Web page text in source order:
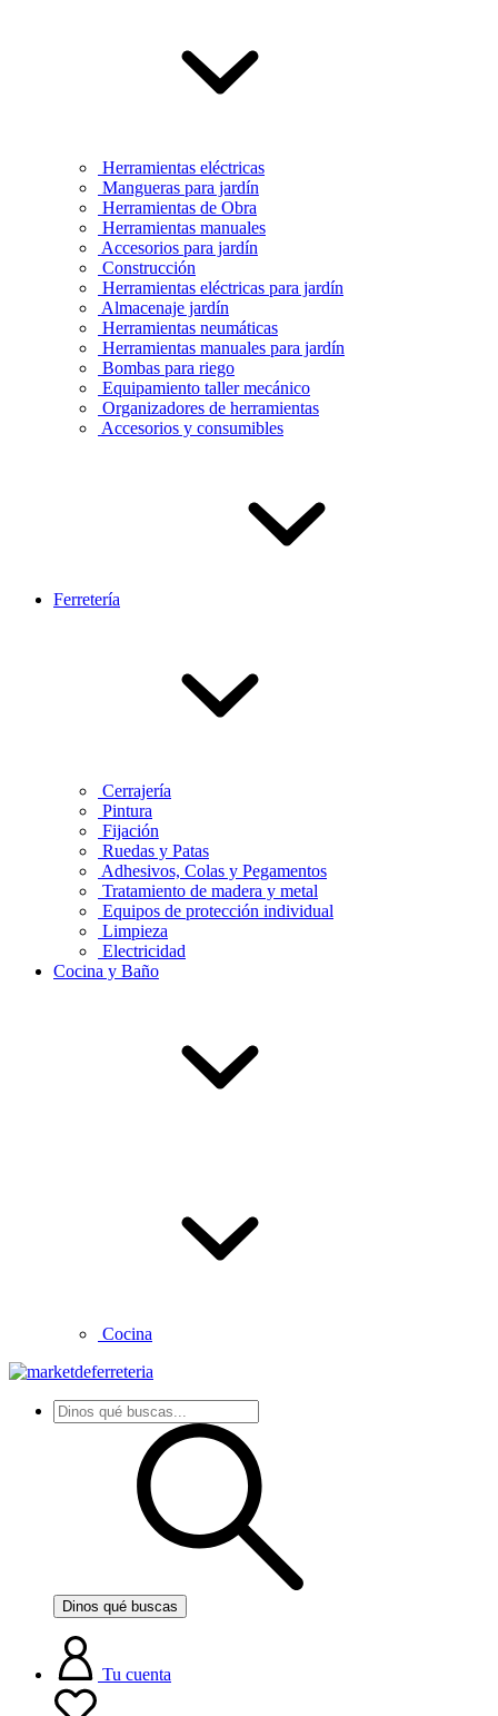
Herramientas eléctricas
Mangueras para jardín
Herramientas de Obra
Herramientas manuales
Accesorios para jardín
Construcción
Herramientas eléctricas para jardín
Almacenaje jardín
Herramientas neumáticas
Herramientas manuales para jardín
Bombas para riego
Equipamiento taller mecánico
Organizadores de herramientas
Accesorios y consumibles
Ferretería
Cerrajería
Pintura
Fijación
Ruedas y Patas
Adhesivos, Colas y Pegamentos
Tratamiento de madera y metal
Equipos de protección individual
Limpieza
Electricidad
Cocina y Baño
Cocina
Dinos qué buscas
Tu cuenta